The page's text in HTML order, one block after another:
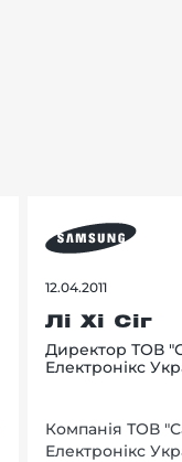
12.04.2011
Лі Хі Сіг
Директор ТОВ
Електронікс
Компанія ТОВ
Електронікс